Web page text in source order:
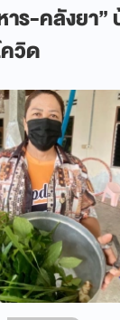
ร-คลังยา”
วิด